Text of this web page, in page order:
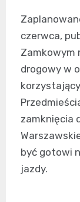
czerwca,
Zamkowym
drogowy w
zamknięcia
być gotowi
jazdy.